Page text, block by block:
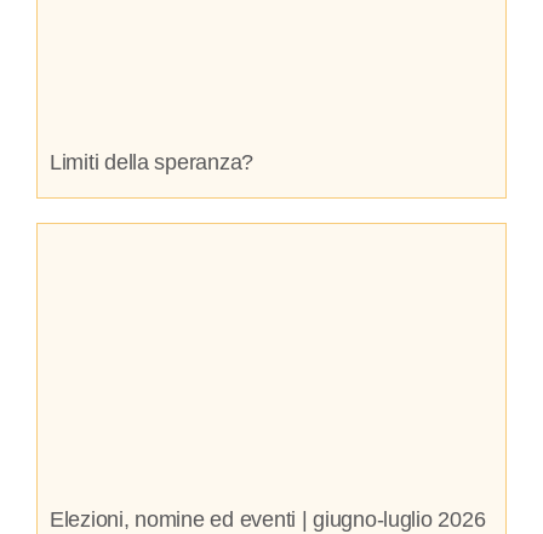
Limiti della speranza?
Elezioni, nomine ed eventi | giugno-luglio 2026